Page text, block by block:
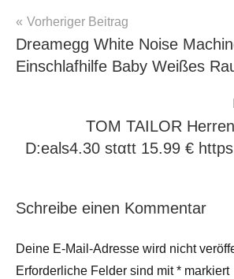
Beitragsnavigation
Vorheriger Beitrag
Dreamegg White Noise
Einschlafhilfe Baby Weißes
TOM TAILOR
D:eals4.30 stαtt 15.99 €
Schreibe einen Kommentar
Deine E-Mail-Adresse wird nicht
Erforderliche Felder sind mit* markiert